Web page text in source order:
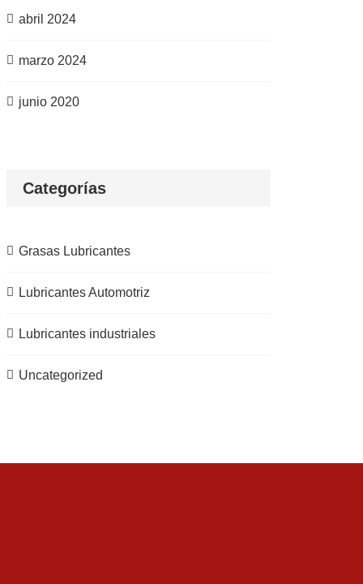
abril 2024
marzo 2024
junio 2020
Categorías
Grasas Lubricantes
Lubricantes Automotriz
Lubricantes industriales
Uncategorized